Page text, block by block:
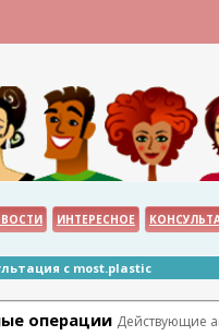
ИНТЕРЕСНОЕ
с most.plastic
операции Действующие